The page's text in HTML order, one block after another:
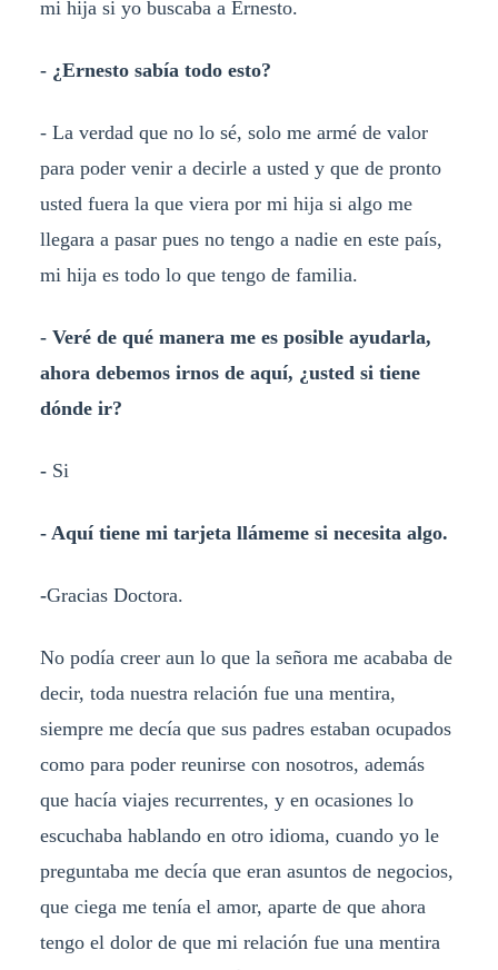
mi hija si yo buscaba a Ernesto.
- ¿Ernesto sabía todo esto?
- La verdad que no lo sé, solo me armé de valor
para poder venir a decirle a usted y que de pronto
usted fuera la que viera por mi hija si algo me
llegara a pasar pues no tengo a nadie en este país,
mi hija es todo lo que tengo de familia.
- Veré de qué manera me es posible ayudarla,
ahora debemos irnos de aquí, ¿usted si tiene
dónde ir?
-Si
- Aquí tiene mi tarjeta llámeme si necesita algo.
-Gracias Doctora.
No podía creer aun lo que la señora me acababa de
decir, toda nuestra relación fue una mentira,
siempre me decía que sus padres estaban ocupados
como para poder reunirse con nosotros, además
que hacía viajes recurrentes, y en ocasiones lo
escuchaba hablando en otro idioma, cuando yo le
preguntaba me decía que eran asuntos de negocios,
que ciega me tenía el amor, aparte de que ahora
tengo el dolor de que mi relación fue una mentira